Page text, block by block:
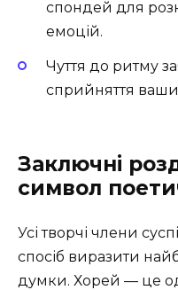
спондей для
емоцій.
Чуття до ритму
сприйняття
Заключні
символ
Усі творчі члени
спосіб виразити
думки. Хорей — це